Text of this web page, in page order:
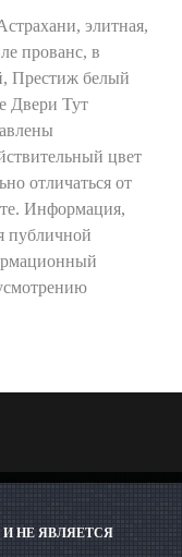
элитная,
прованс, в
Престиж белый
Двери Тут
цвет
отличаться от
Информация,
публичной
НЕ ЯВЛЯЕТСЯ